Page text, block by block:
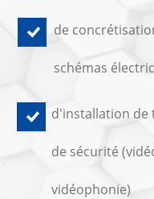
de
schémas
d'installation
de sécurité
vidéophonie)